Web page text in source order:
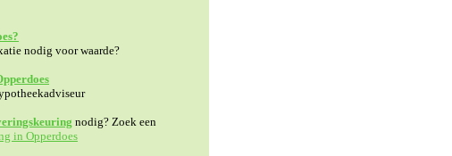
nodig voor waarde?
nodig? Zoek een
in Opperdoes